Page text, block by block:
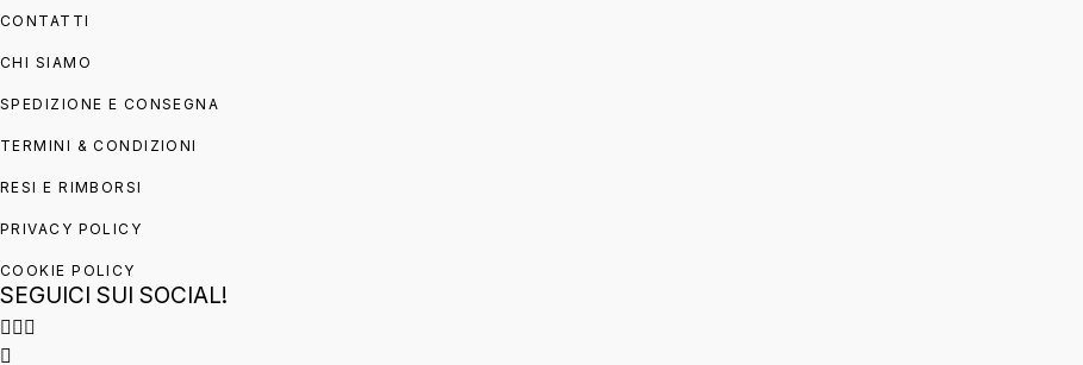
CONTATTI
CHI SIAMO
SPEDIZIONE E CONSEGNA
TERMINI & CONDIZIONI
RESI E RIMBORSI
PRIVACY POLICY
COOKIE POLICY
SEGUICI SUI SOCIAL!